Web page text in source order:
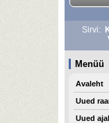
Sirvi:
Menüü
Avaleht
Uued
Uued